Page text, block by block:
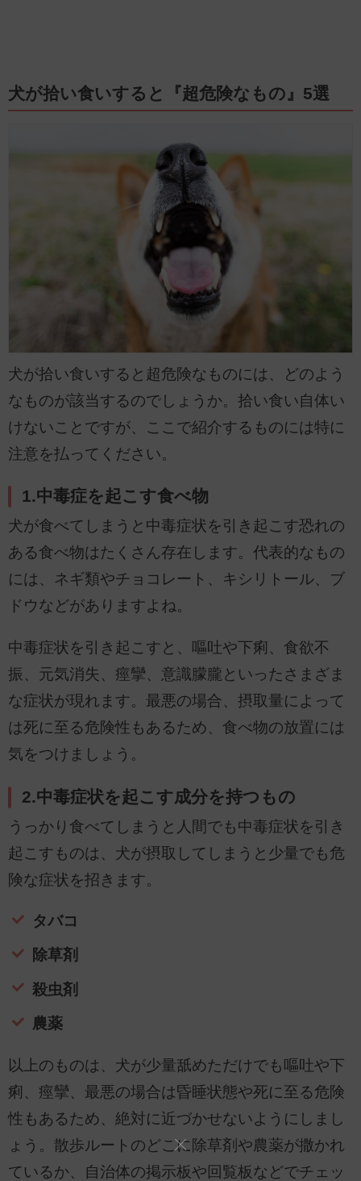
犬が拾い食いすると『超危険なもの』5選
犬が拾い食いすると超危険なものには、どのよう
なものが該当するのでしょうか。拾い食い自体い
けないことですが、ここで紹介するものには特に
注意を払ってください。
1.中毒症を起こす食べ物
犬が食べてしまうと中毒症状を引き起こす恐れの
ある食べ物はたくさん存在します。代表的なもの
には、ネギ類やチョコレート、キシリトール、ブ
ドウなどがありますよね。
中毒症状を引き起こすと、嘔吐や下痢、食欲不
振、元気消失、痙攣、意識朦朧といったさまざま
な症状が現れます。最悪の場合、摂取量によって
は死に至る危険性もあるため、食べ物の放置には
気をつけましょう。
2.中毒症状を起こす成分を持つもの
うっかり食べてしまうと人間でも中毒症状を引き
起こすものは、犬が摂取してしまうと少量でも危
険な症状を招きます。
タバコ
除草剤
殺虫剤
農薬
以上のものは、犬が少量舐めただけでも嘔吐や下
痢、痙攣、最悪の場合は昏睡状態や死に至る危険
性もあるため、絶対に近づかせないようにしまし
ょう。散歩ルートのどこに除草剤や農薬が撒かれ
ているか、自治体の掲示板や回覧板などでチェッ